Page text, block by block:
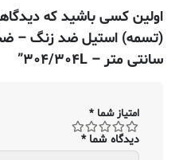
اولین کسی باشید که
سانتی متر – ۳۰۴/۳۰۴L”
امتیاز شما *
دیدگاه شما*